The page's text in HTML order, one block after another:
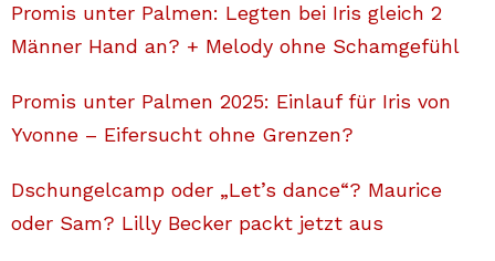
Promis unter Palmen: Legten bei Iris gleich 2
Männer Hand an? + Melody ohne Schamgefühl
Promis unter Palmen 2025: Einlauf für Iris von
Yvonne – Eifersucht ohne Grenzen?
Dschungelcamp oder „Let’s dance“? Maurice
oder Sam? Lilly Becker packt jetzt aus